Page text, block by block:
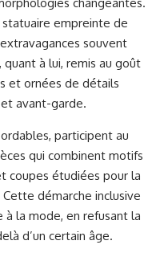
empreinte de
souvent
quant à lui, remis au goût
et ornées de détails
avant-garde.
participent au
qui combinent motifs
étudiées pour la
démarche inclusive
la mode, en refusant la
d’un certain âge.